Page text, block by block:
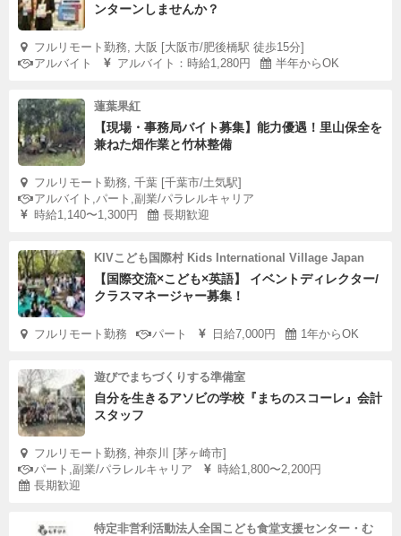
ンターンしませんか？
フルリモート勤務, 大阪 [大阪市/肥後橋駅 徒歩15分]
アルバイト
アルバイト：時給1,280円 半年からOK
蓮葉果紅
【現場・事務局バイト募集】能力優遇！里山保全を
兼ねた畑作業と竹林整備
フルリモート勤務, 千葉 [千葉市/土気駅]
アルバイト,パート,副業/パラレルキャリア
時給1,140〜1,300円
長期歓迎
KIVこども国際村 Kids International Village Japan
【国際交流×こども×英語】 イベントディレクター/
クラスマネージャー募集！
フルリモート勤務 パート 日給7,000円 1年からOK
遊びでまちづくりする準備室
自分を生きるアソビの学校『まちのスコーレ』会計
スタッフ
フルリモート勤務, 神奈川 [茅ヶ崎市]
パート,副業/パラレルキャリア
時給1,800〜2,200円
長期歓迎
特定非営利活動法人全国こども食堂支援センター・む